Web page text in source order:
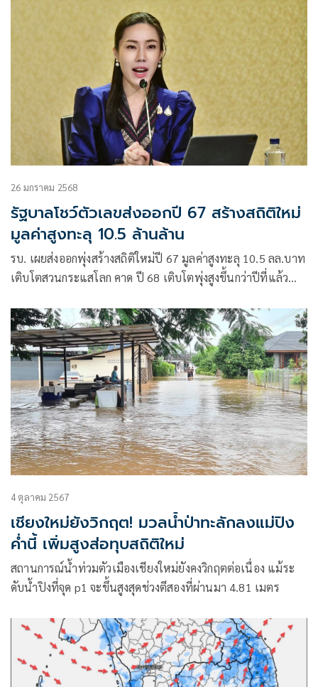
ถ่ายทอดสดสู่ทุกสายตาทั่วทุกมุมโลกเริ่มต้นการลงสนามวันแรก
โดย มาร์โก เบซเซ็คคี ยอดนักบิดอิตาเลียนจาก อพริเลีย เรซซิ่ง
โชว์ความเร็วระดับพระกาฬทุบสถิติตลอดกาลของ สนามช้าง
อินเตอร์เนชั่นแนล เซอร์กิต จ.บุรีรัมย์ ลงอย่างราบคาบ ขณะที่
แชมป์โลกคนปัจจุบันอย่าง มาร์ค มาร์เกซ จาก ดูคาติ เลอโนโว
ทีม รั้งอันดับ 2 หลังผ่านการซ้อมวันแรก เมื่อวันศุกร์ที่ผ่านมา
26 มกราคม 2568
รัฐบาลโชว์ตัวเลขส่งออกปี 67 สร้างสถิติใหม่
มูลค่าสูงทะลุ 10.5 ล้านล้าน
รบ. เผยส่งออกพุ่งสร้างสถิติใหม่ปี 67 มูลค่าสูงทะลุ 10.5 ลล.บาท
เติบโตสวนกระแสโลก คาด ปี 68 เติบโตพุ่งสูงขึ้นกว่าปีที่แล้ว
4 ตุลาคม 2567
เชียงใหม่ยังวิกฤต! มวลน้ำป่าทะลักลงแม่ปิง
ค่ำนี้ เพิ่มสูงส่อทุบสถิติใหม่
สถานการณ์น้ำท่วมตัวเมืองเชียงใหม่ยังคงวิกฤตต่อเนื่อง แม้ระ
ดับน้ำปิงที่จุด p1 จะขึ้นสูงสุดช่วงตีสองที่ผ่านมา 4.81 เมตร